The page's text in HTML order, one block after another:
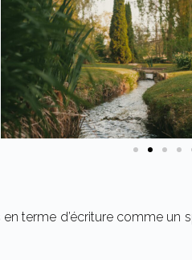
terme d’écriture comme